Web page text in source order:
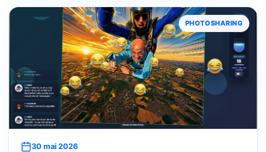
PHOTOSHARING
30 mai 2026